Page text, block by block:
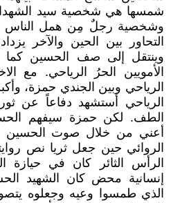
شمسها هي شخصية سيد
وشخصية رجلٌ مِن همل الناس
التحاور بين الحين والآخر
وينتقل إلى صف الحسين كما
الأمويين الحرُ الرياحي. مع
الرياحي وبين الجندي حمزة،
الرياحي أستشهد دفاعاً عن
الطف. لكن حمزة سيفهم
أعني من خلال صوت الحسين
الروائي حين جعل ثريا نص
الرأس الثائر كان في حيازة
إنسانية محض كان الشهيد
الذي طمسوا وعيه وجعلوه